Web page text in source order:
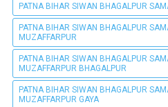
PATNA BIHAR SIWAN BHAGALPUR
PATNA BIHAR SIWAN BHAGALPUR
MUZAFFARPUR
PATNA BIHAR SIWAN BHAGALPUR
MUZAFFARPUR BHAGALPUR
PATNA BIHAR SIWAN BHAGALPUR
MUZAFFARPUR GAYA